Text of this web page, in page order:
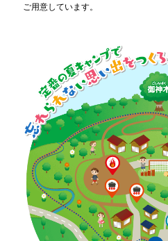
ご用意しています。